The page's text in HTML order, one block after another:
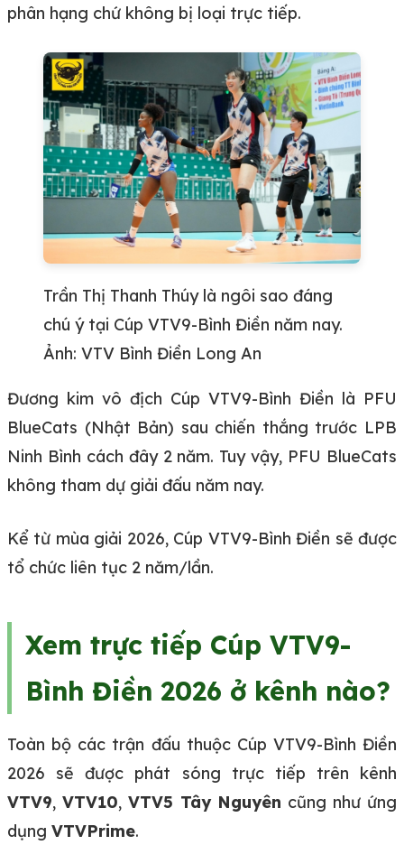
phân hạng chứ không bị loại trực tiếp.
Trần Thị Thanh Thúy là ngôi sao đáng
chú ý tại Cúp VTV9-Bình Điền năm nay.
Ảnh: VTV Bình Điền Long An
Đương kim vô địch Cúp VTV9-Bình Điền là PFU
BlueCats (Nhật Bản) sau chiến thắng trước LPB
Ninh Bình cách đây 2 năm. Tuy vậy, PFU BlueCats
không tham dự giải đấu năm nay.
Kể từ mùa giải 2026, Cúp VTV9-Bình Điền sẽ được
tổ chức liên tục 2 năm/lần.
Xem trực tiếp Cúp VTV9-
Bình Điền 2026 ở kênh nào?
Toàn bộ các trận đấu thuộc Cúp VTV9-Bình Điền
2026 sẽ được phát sóng trực tiếp trên kênh
VTV9, VTV10, VTV5 Tây Nguyên cũng như ứng
dụng VTVPrime.